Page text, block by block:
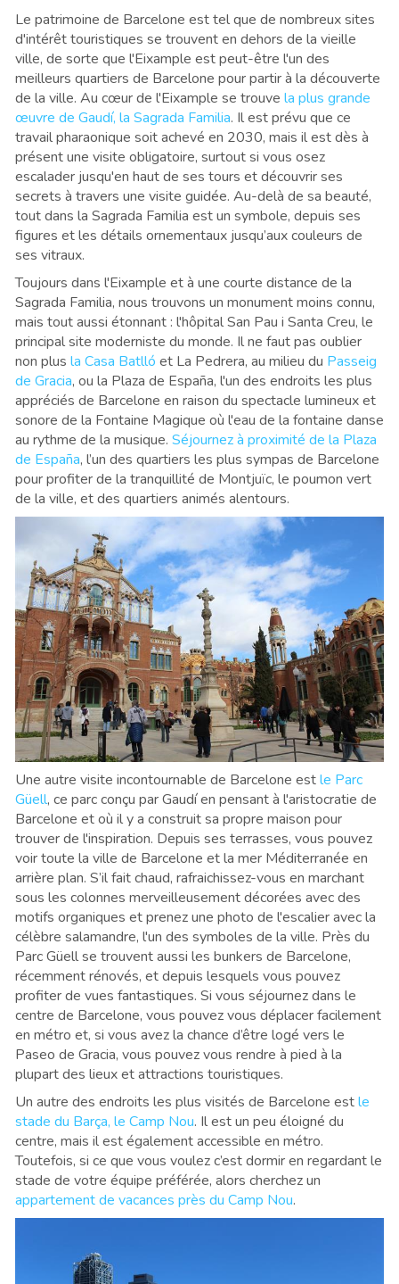
Le patrimoine de Barcelone est tel que de nombreux sites
d'intérêt touristiques se trouvent en dehors de la vieille
ville, de sorte que l'Eixample est peut-être l'un des
meilleurs quartiers de Barcelone pour partir à la découverte
de la ville. Au cœur de l'Eixample se trouve la plus grande
œuvre de Gaudí, la Sagrada Familia. Il est prévu que ce
travail pharaonique soit achevé en 2030, mais il est dès à
présent une visite obligatoire, surtout si vous osez
escalader jusqu'en haut de ses tours et découvrir ses
secrets à travers une visite guidée. Au-delà de sa beauté,
tout dans la Sagrada Familia est un symbole, depuis ses
figures et les détails ornementaux jusqu’aux couleurs de
ses vitraux.
Toujours dans l'Eixample et à une courte distance de la
Sagrada Familia, nous trouvons un monument moins connu,
mais tout aussi étonnant : l'hôpital San Pau i Santa Creu, le
principal site moderniste du monde. Il ne faut pas oublier
non plus la Casa Batlló et La Pedrera, au milieu du Passeig
de Gracia, ou la Plaza de España, l'un des endroits les plus
appréciés de Barcelone en raison du spectacle lumineux et
sonore de la Fontaine Magique où l'eau de la fontaine danse
au rythme de la musique. Séjournez à proximité de la Plaza
de España, l’un des quartiers les plus sympas de Barcelone
pour profiter de la tranquillité de Montjuïc, le poumon vert
de la ville, et des quartiers animés alentours.
Une autre visite incontournable de Barcelone estle Parc
Güell, ce parc conçu par Gaudí en pensant à l'aristocratie de
Barcelone et où il y a construit sa propre maison pour
trouver de l'inspiration. Depuis ses terrasses, vous pouvez
voir toute la ville de Barcelone et la mer Méditerranée en
arrière plan. S’il fait chaud, rafraichissez-vous en marchant
sous les colonnes merveilleusement décorées avec des
motifs organiques et prenez une photo de l'escalier avec la
célèbre salamandre, l'un des symboles de la ville. Près du
Parc Güell se trouvent aussi les bunkers de Barcelone,
récemment rénovés, et depuis lesquels vous pouvez
profiter de vues fantastiques. Si vous séjournez dans le
centre de Barcelone, vous pouvez vous déplacer facilement
en métro et, si vous avez la chance d’être logé vers le
Paseo de Gracia, vous pouvez vous rendre à pied à la
plupart des lieux et attractions touristiques.
Un autre des endroits les plus visités de Barcelone estle
stade du Barça, le Camp Nou. Il est un peu éloigné du
centre, mais il est également accessible en métro.
Toutefois, si ce que vous voulez c’est dormir en regardant le
stade de votre équipe préférée, alors cherchez un
appartement de vacances près du Camp Nou.